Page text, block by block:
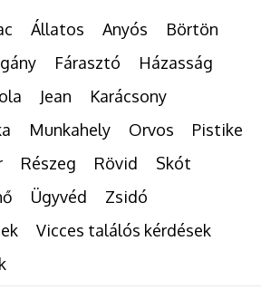
Állatos Anyós
Börtön
Fárasztó
Házasság
Jean
Karácsony
Munkahely Orvos
Pistike
Részeg Rövid
Skót
Ügyvéd
Zsidó
Vicces találós kérdések